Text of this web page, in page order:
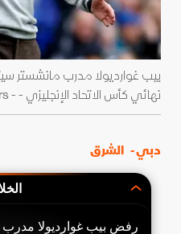
بيب غوارديولا مدرب مانشستر
نهائي كأس الاتحاد الإنجليزي - - Action Images via Reuters
دبي - الشرق
رفض بيب غوارديولا مدرب